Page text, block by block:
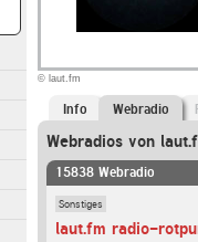
© laut.fm
Info Webradio
Webradios von
15838 Webradio
Sonstiges
laut.fm radio-